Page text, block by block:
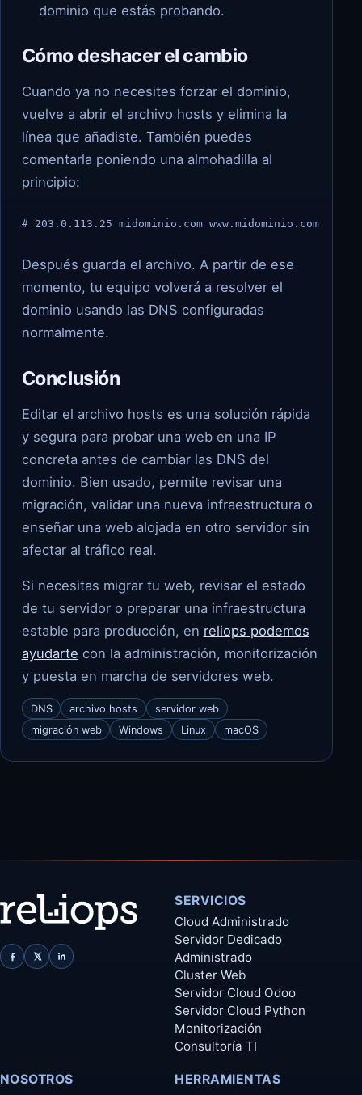
dominio que estás probando.
Cómo deshacer el cambio
Cuando ya no necesites forzar el dominio,
vuelve a abrir el archivo hosts y elimina la
línea que añadiste. También puedes
comentarla poniendo una almohadilla al
principio:
# 203.0.113.25 midominio.com www.midominio.com
Después guarda el archivo. A partir de ese
momento, tu equipo volverá a resolver el
dominio usando las DNS configuradas
normalmente.
Conclusión
Editar el archivo hosts es una solución rápida
y segura para probar una web en una IP
concreta antes de cambiar las DNS del
dominio. Bien usado, permite revisar una
migración, validar una nueva infraestructura o
enseñar una web alojada en otro servidor sin
afectar al tráfico real.
Si necesitas migrar tu web, revisar el estado
de tu servidor o preparar una infraestructura
estable para producción, en reliops podemos
ayudarte con la administración, monitorización
y puesta en marcha de servidores web.
DNS archivo hosts
servidor web
migración web
Windows Linux macOS
SERVICIOS
Cloud Administrado
Servidor Dedicado
Administrado
Cluster Web
Servidor Cloud Odoo
Servidor Cloud Python
Monitorización
Consultoría TI
NOSOTROS
HERRAMIENTAS